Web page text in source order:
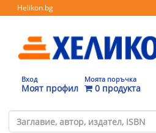
Helikon.bg
Вход
Моят профил
Моята поръчка
0 продукта